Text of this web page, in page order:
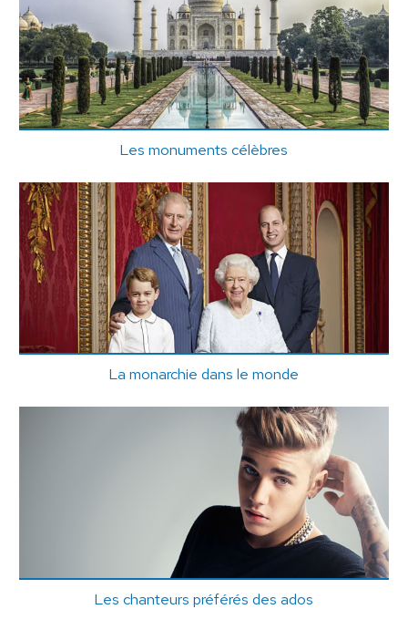
Les monuments célèbres
La monarchie dans le monde
Les chanteurs préférés des ados